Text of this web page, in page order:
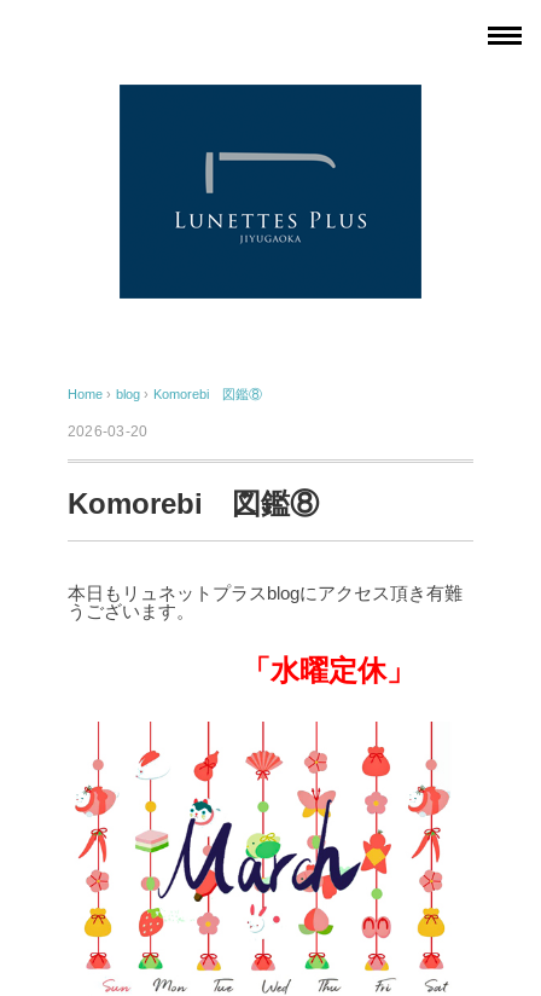
Home › blog › Komorebi 図鑑⑧
2026-03-20
Komorebi 図鑑⑧
本日もリュネットプラスblogにアクセス頂き有難
うございます。
「水曜定休」